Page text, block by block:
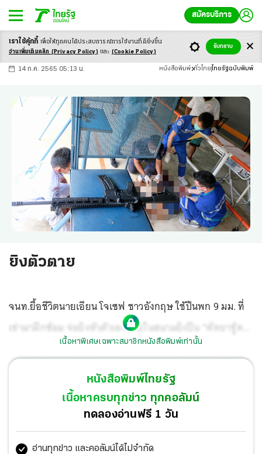
สมัครบริการ
-ก ก ก+
14 ก.ค. 2565 05:13 น. หนังสือพิมพ์ ทั่วไทย ไทยรัฐฉบับพิมพ์
ยิงตัวตาย
จนท.ยื้อชีวิตนายเอียน โจเซฟ ชาวอังกฤษ ใช้ปืนพก 9 มม. ที่
เช่ามาฝึกซ้อม จ่อยิงหัวตัวเองภายในสนามยิงปืน “พัทยาชู้ท
ติ้ง ปาร์ค” เลขที่ 1/6 หมู่ 4 ต.ห้วยใหญ่ อ.บางละมุง จ.ชลบุรี
นำตัวส่ง รพ.ชลบุรี และเสียชีวิต.
เนื้อหาพิเศษเฉพาะสมาชิกหนังสือพิมพ์เท่านั้น
หนังสือพิมพ์ไทยรัฐ
เนื้อหาครบทุกข่าว ทุกคอลัมน์
ทดลองอ่านฟรี 1 วัน
อ่านทุกข่าว และคอลัมน์ได้ไม่จำกัด
เราใช้คุ้กกี้ เพื่อให้ทุกคนได้ประสบการณ์การใช้งานที่ดียิ่งขึ้น
อ่านเพิ่มเติมคลิก (Privacy Policy) และ (Cookie Policy)
รับทราบ